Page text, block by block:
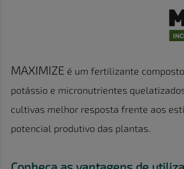
MAXIMIZE é um fertilizante
potássio e micronutrientes
cultivas melhor resposta frente aos
potencial produtivo das plantas.